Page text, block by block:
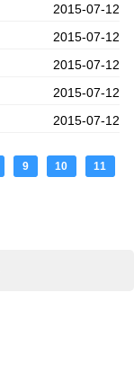
2015-07-12
2015-07-12
2015-07-12
2015-07-12
2015-07-12
9 10
11